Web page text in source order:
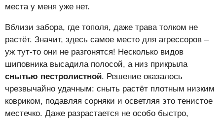
места у меня уже нет.
Вблизи забора, где тополя, даже трава толком не
растёт. Значит, здесь самое место для агрессоров –
уж тут-то они не разгонятся! Несколько видов
шиповника высадила полосой, а низ прикрыла
снытью пестролистной. Решение оказалось
чрезвычайно удачным: сныть растёт плотным низким
ковриком, подавляя сорняки и осветляя это тенистое
местечко. Даже разрастается не особо быстро,